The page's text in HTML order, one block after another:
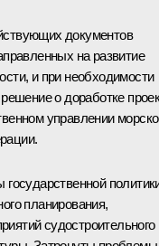
документов
на развитие
и при необходимости
о доработке
управлении
планирования,
судостроительного